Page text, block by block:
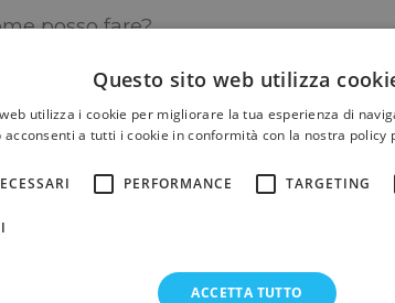
posso fare?
stata confermata?
passeggiata a cavallo?
Questo sito web utilizza
utilizza i cookie per migliorare la tua esperienza di
acconsenti a tutti i cookie in conformità con la nostra policy
PERFORMANCE TARGETING
ACCETTA TUTTO